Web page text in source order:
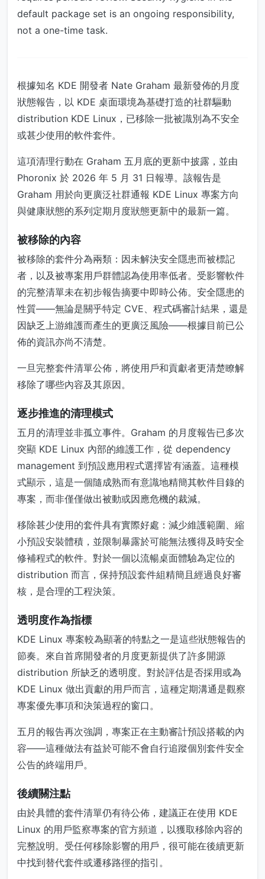
default package set is an ongoing responsibility,
not a one-time task.
根據知名 KDE 開發者 Nate Graham 最新發佈的月度
狀態報告，以 KDE 桌面環境為基礎打造的社群驅動
distribution KDE Linux，已移除一批被識別為不安全
或甚少使用的軟件套件。
這項清理行動在 Graham 五月底的更新中披露，並由
Phoronix 於 2026 年 5 月 31 日報導。該報告是
Graham 用於向更廣泛社群通報 KDE Linux 專案方向
與健康狀態的系列定期月度狀態更新中的最新一篇。
被移除的內容
被移除的套件分為兩類：因未解決安全隱患而被標記
者，以及被專案用戶群體認為使用率低者。受影響軟件
的完整清單未在初步報告摘要中即時公佈。安全隱患的
性質——無論是關乎特定 CVE、程式碼審計結果，還是
因缺乏上游維護而產生的更廣泛風險——根據目前已公
佈的資訊亦尚不清楚。
一旦完整套件清單公佈，將使用戶和貢獻者更清楚瞭解
移除了哪些內容及其原因。
逐步推進的清理模式
五月的清理並非孤立事件。Graham 的月度報告已多次
突顯 KDE Linux 內部的維護工作，從 dependency
management 到預設應用程式選擇皆有涵蓋。這種模
式顯示，這是一個隨成熟而有意識地精簡其軟件目錄的
專案，而非僅僅做出被動或因應危機的裁減。
移除甚少使用的套件具有實際好處：減少維護範圍、縮
小預設安裝體積，並限制暴露於可能無法獲得及時安全
修補程式的軟件。對於一個以流暢桌面體驗為定位的
distribution 而言，保持預設套件組精簡且經過良好審
核，是合理的工程決策。
透明度作為指標
KDE Linux 專案較為顯著的特點之一是這些狀態報告的
節奏。來自首席開發者的月度更新提供了許多開源
distribution 所缺乏的透明度。對於評估是否採用或為
KDE Linux 做出貢獻的用戶而言，這種定期溝通是觀察
專案優先事項和決策過程的窗口。
五月的報告再次強調，專案正在主動審計預設搭載的內
容——這種做法有益於可能不會自行追蹤個別套件安全
公告的終端用戶。
後續關注點
由於具體的套件清單仍有待公佈，建議正在使用 KDE
Linux 的用戶監察專案的官方頻道，以獲取移除內容的
完整說明。受任何移除影響的用戶，很可能在後續更新
中找到替代套件或遷移路徑的指引。